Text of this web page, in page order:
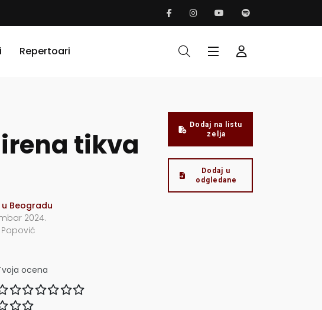
Repertoari
tikva
Beogradu
2024.
ocena
Dodaj na listu
zelja
Dodaj u
odgledane